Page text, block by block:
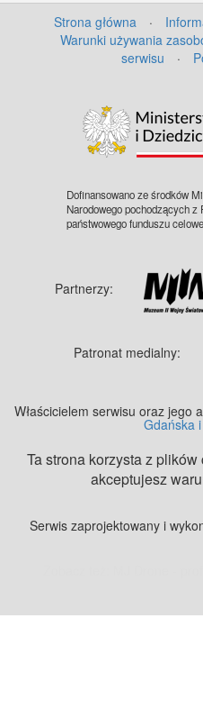
Strona główna ·
Warunki używania
serwisu
·
Dofinansowano ze środków
Narodowego pochodzących
państwowego funduszu
Partnerzy:
Patronat medialny:
Właścicielem serwisu oraz jego
Gdańska
Ta strona korzysta z
akceptujesz
Serwis zaprojektowany i